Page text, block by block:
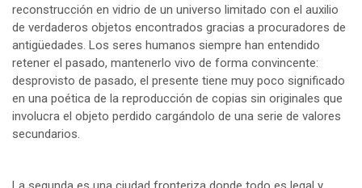
reconstrucción en vidrio de un universo limitado con el auxilio
de verdaderos objetos encontrados gracias a procuradores de
antigüedades. Los seres humanos siempre han entendido
retener el pasado, mantenerlo vivo de forma convincente:
desprovisto de pasado, el presente tiene muy poco significado
en una poética de la reproducción de copias sin originales que
involucra el objeto perdido cargándolo de una serie de valores
secundarios.